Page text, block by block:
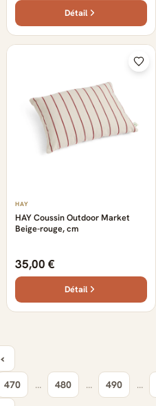
Détail
HAY
HAY Coussin Outdoor Market
Beige-rouge, cm
35,00 €
Détail
‹
470 … 480 … 490 …